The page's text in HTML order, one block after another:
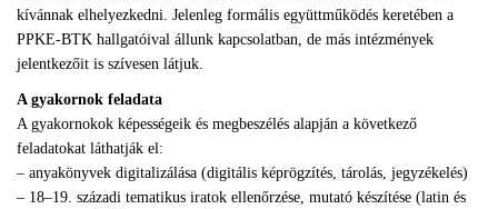
kívánnak elhelyezkedni. Jelenleg formális együttműködés keretében a
PPKE-BTK hallgatóival állunk kapcsolatban, de más intézmények
jelentkezőit is szívesen látjuk.
A gyakornok feladata
A gyakornokok képességeik és megbeszélés alapján a következő
feladatokat láthatják el:
– anyakönyvek digitalizálása (digitális képrögzítés, tárolás, jegyzékelés)
– 18–19. századi tematikus iratok ellenőrzése, mutató készítése (latin és